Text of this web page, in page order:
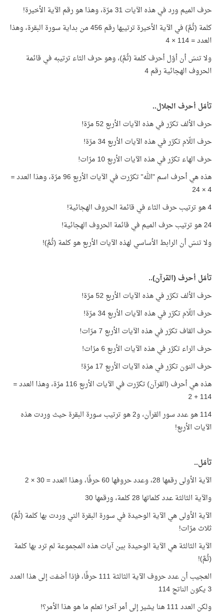
حرف الميم ورد في هذه الآيات 31 مرّة، وهذا هو رقم الآية الأخيرة!
كلمة (ثُمَّ) في الآية الأخيرة ترتيبها رقم 456 من بداية سورة البقرة، وهذا
العدد = 114 × 4
ولا تنسَ أن أوّل أحرف كلمة (ثُمَّ)، وهو حرف الثاء ترتيبه في قائمة
الحروف الهجائية رقم 4
تأمّل أحرف الجلال..
حرف الألف تكرّر في هذه الآيات الأربع 52 مرّة!
حرف اللّام تكرّر في هذه الآيات الأربع 34 مرّة!
حرف الهاء تكرّر في هذه الآيات الأربع 10 مرّات!
هذه هي أحرف اسم "الله" تكرّرت في الآيات الأربع 96 مرّة، وهذا العدد =
4 × 24
4 هو ترتيب حرف الثاء في قائمة الحروف الهجائية!
24 هو ترتيب حرف الميم في قائمة الحروف الهجائية!
ولا تنسَ أن الرابط الأساسي لهذه الآيات الأربع هو كلمة (ثُمَّ)!
تأمّل أحرف (القرآن)..
حرف الألف تكرّر في هذه الآيات الأربع 52 مرّة!
حرف اللّام تكرّر في هذه الآيات الأربع 34 مرّة!
حرف القاف تكرّر في هذه الآيات الأربع 7 مرّات!
حرف الراء تكرّر في هذه الآيات الأربع 6 مرّات!
حرف النون تكرّر في هذه الآيات الأربع 17 مرّة!
هذه هي أحرف (القرآن) تكرّرت في الآيات الأربع 116 مرّة، وهذا العدد =
114 + 2
114 هو عدد سور القرآن، و2 هو ترتيب سورة البقرة حيث وردت هذه
الآيات الأربع!
تأمّل..
الآية الأولى رقمها 28، وعدد حروفها 60 حرفًا، وهذا العدد = 30 × 2
والآية الثالثة عدد كلماتها 28 كلمة، ورقمها 30
الآية الأولى هي الآية الوحيدة في سورة البقرة التي وردت بها كلمة (ثُمَّ)
ثلاث مرّات!
الآية الثالثة هي الآية الوحيدة بين آيات هذه المجموعة لم ترد بها كلمة
(ثُمَّ)!
العجيب أن عدد حروف الآية الثالثة 111 حرفًا، فإذا أضفت إلى هذا العدد
3 يكون الناتج 114
ولكن العدد 111 هنا يشير إلى أمر آخر! تعلم ما هو هذا الأمر؟!